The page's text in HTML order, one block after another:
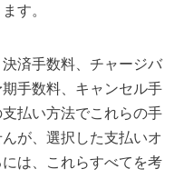
す。
済手数料、チャージバ
手数料、キャンセル手
払い方法でこれらの手
が、選択した支払いオ
は、これらすべてを考